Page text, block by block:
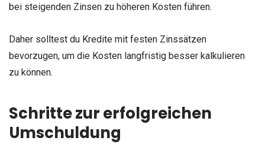
bei steigenden Zinsen zu höheren Kosten führen.
Daher solltest du Kredite mit festen Zinssätzen
bevorzugen, um die Kosten langfristig besser kalkulieren
zu können.
Schritte zur erfolgreichen
Umschuldung